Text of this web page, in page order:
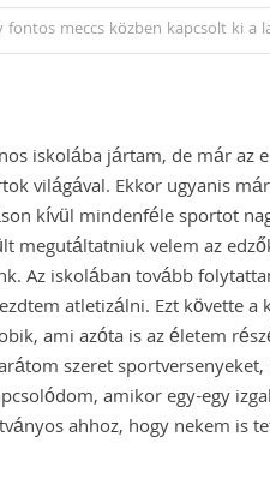
fontos meccs közben kapcsolt ki
iskolába jártam, de már az
világával. Ekkor ugyanis
kívül mindenféle sportot
megutáltatniuk velem az
Az iskolában tovább
atletizálni. Ezt követte
ami azóta is az életem
szeret
amikor egy-egy
ahhoz, hogy nekem is